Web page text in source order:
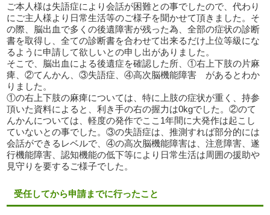
ご本人様は失語症により会話が困難との事でしたので、代わり
にご主人様より日常生活等のご様子を聞かせて頂きました。そ
の際、脳出血で多くの後遺障害が残った為、全部の症状の診断
書を取得し、全ての診断書を合わせて出来るだけ上位等級にな
るように申請して欲しいとの申し出がありました。
そこで、脳出血による後遺症を確認した所、①右上下肢の片麻
痺、②てんかん、③失語症、④高次脳機能障害 があるとわか
りました。
①の右上下肢の麻痺については、特に上肢の症状が重く、持参
頂いた資料によると、利き手の右の握力は0kgでした。②のて
んかんについては、軽度の発作でここ1年間に大発作は起こし
ていないとの事でした。③の失語症は、推測すれば部分的には
会話ができるレベルで、④の高次脳機能障害は、注意障害、遂
行機能障害、認知機能の低下等により日常生活は周囲の援助や
見守りを要するご様子でした。
受任してから申請までに行ったこと